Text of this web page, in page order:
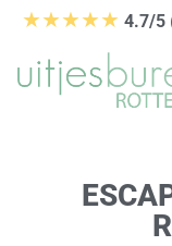
★★★★★ 4.7/5